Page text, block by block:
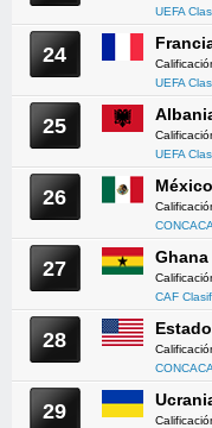
UEFA
24
UEFA
25
UEFA
26 México
27 Ghana
CAF
28
29